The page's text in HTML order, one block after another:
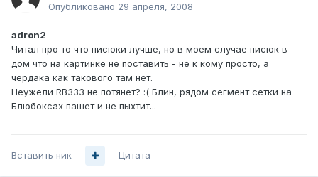
Опубликовано 29 апреля, 2008
adron2
Читал про то что писюки лучше, но в моем случае писюк в
дом что на картинке не поставить - не к кому просто, а
чердака как такового там нет.
Неужели RB333 не потянет? :( Блин, рядом сегмент сетки на
Блюбоксах пашет и не пыхтит...
Вставить ник Цитата